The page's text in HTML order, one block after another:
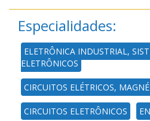
Especialidades:
ELETRÔNICA INDUSTRIAL,
ELETRÔNICOS
CIRCUITOS ELÉTRICOS,
CIRCUITOS ELETRÔNICOS